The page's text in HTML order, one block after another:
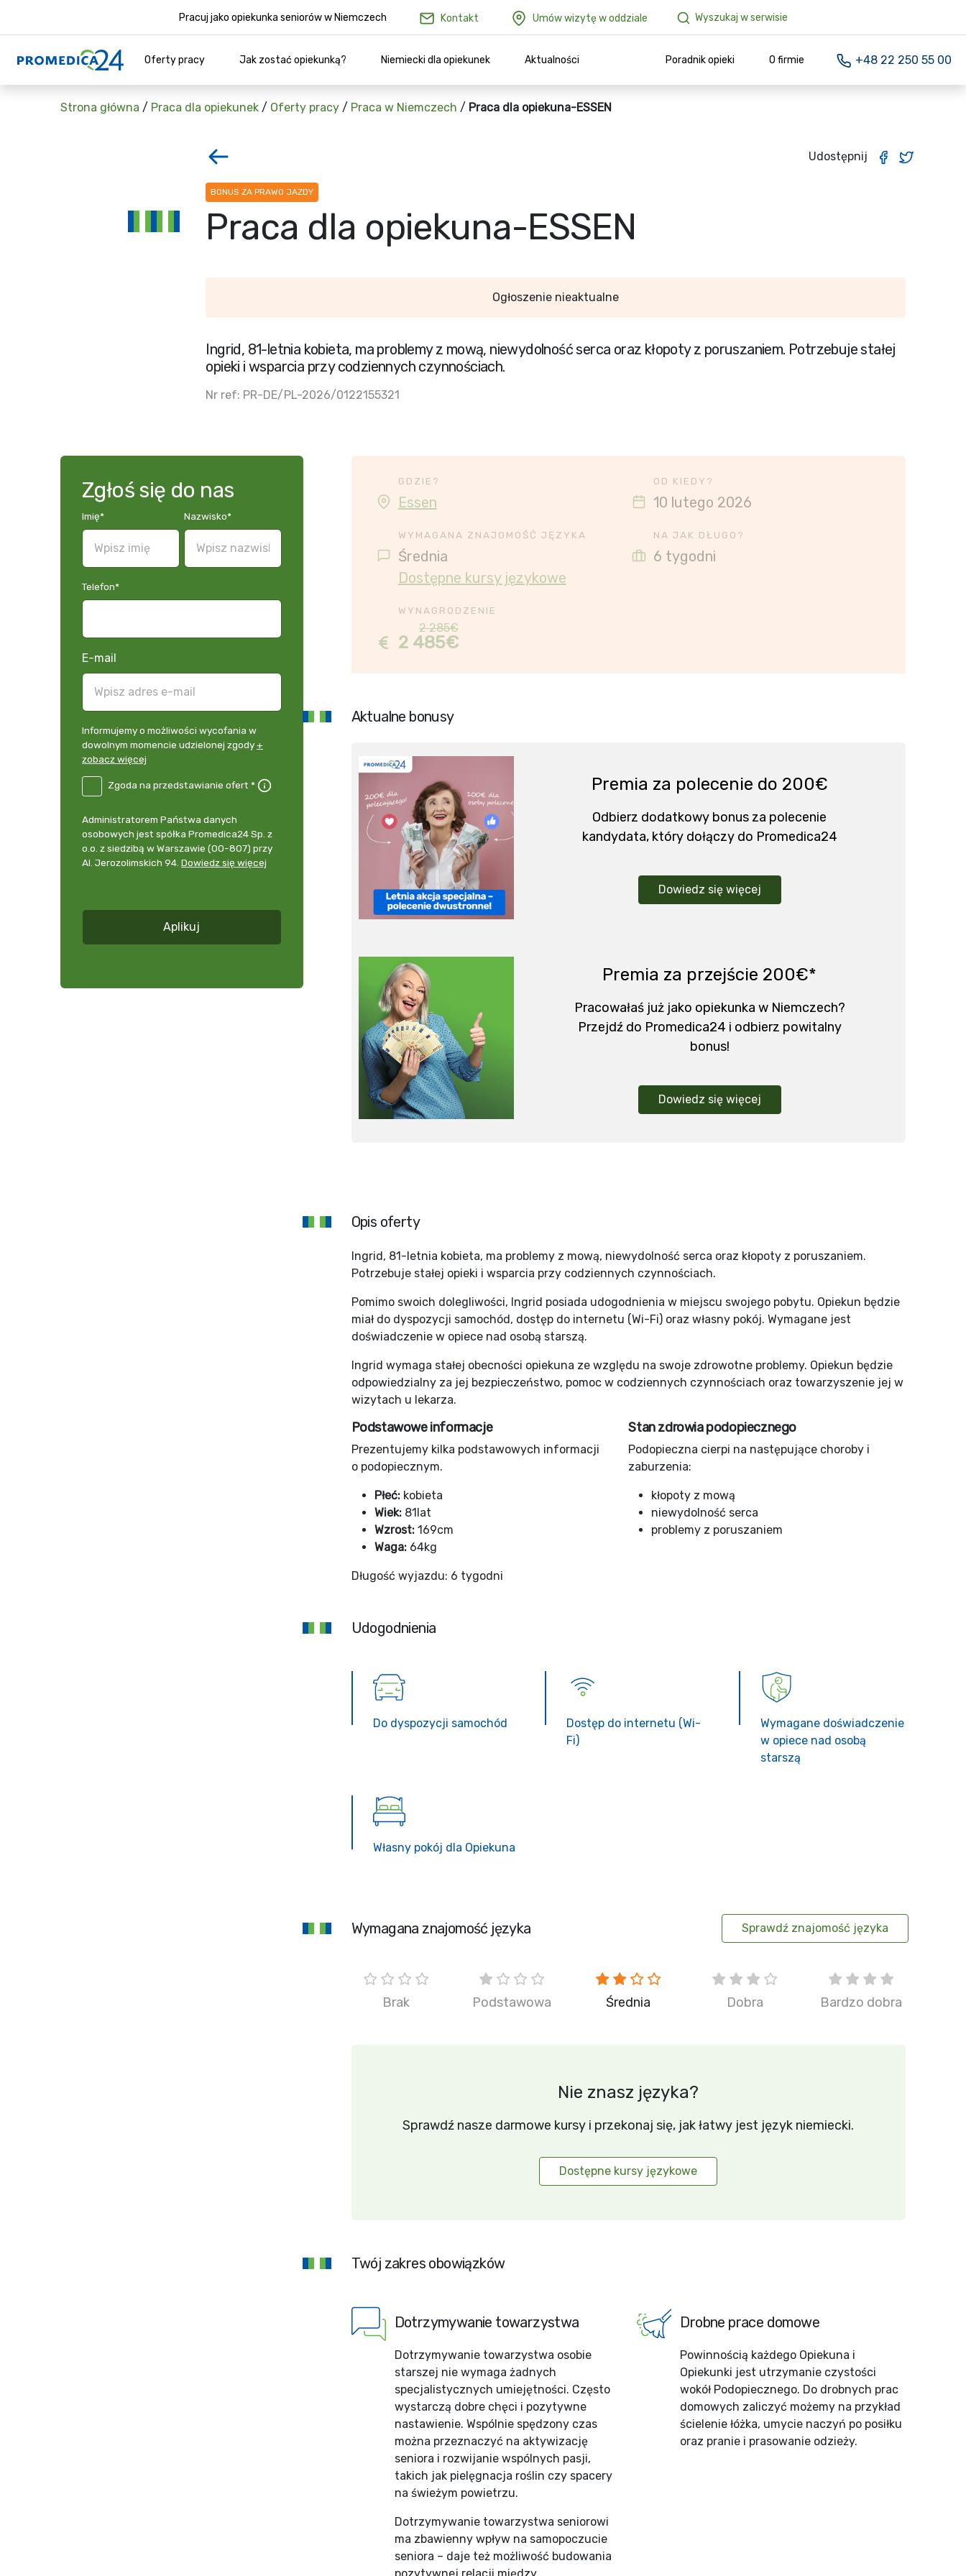
Pracuj jako opiekunka seniorów w Niemczech Kontakt Umów wizytę w oddziale Wyszukaj w serwisie
Oferty pracy Jak zostać opiekunką? Niemiecki dla opiekunek Aktualności Poradnik opieki O firmie +48 22 250 55 00
Strona główna / Praca dla opiekunek / Oferty pracy / Praca w Niemczech / Praca dla opiekuna-ESSEN
Udostępnij
BONUS ZA PRAWO JAZDY
Praca dla opiekuna-ESSEN
Ogłoszenie nieaktualne
Ingrid, 81-letnia kobieta, ma problemy z mową, niewydolność serca oraz kłopoty z poruszaniem. Potrzebuje stałej
opieki i wsparcia przy codziennych czynnościach.
Nr ref: PR-DE/PL-2026/0122155321
Zgłoś się do nas
Imię* Nazwisko*
Telefon*
E-mail
Informujemy
o
możliwości
momencie
udzielonej
zgody
+
Informujemy o możliwości wycofania w
dowolnym momencie udzielonej zgody+
zobacz więcej
DE
przedstawianie
Zgoda na przedstawianie ofert *
Administrator
danych
osobowych
Administratorem Państwa danych
osobowych jest spółka Promedica24 Sp. z
o.o. z siedzibą w Warszawie (00-807) przy
Al. Jerozolimskich 94. Dowiedz się więcej
Aplikuj
GDZIE?
Essen
OD KIEDY?
10 lutego 2026
WYMAGANA ZNAJOMOŚĆ JĘZYKA
Średnia
Dostępne kursy językowe
NA JAK DŁUGO?
6 tygodni
WYNAGRODZENIE
2 285€
2 485€
Aktualne bonusy
Premia za polecenie do 200€
Odbierz dodatkowy bonus za polecenie
kandydata, który dołączy do Promedica24
Dowiedz się więcej
Premia za przejście 200€*
Pracowałaś już jako opiekunka w Niemczech?
Przejdź do Promedica24 i odbierz powitalny
bonus!
Dowiedz się więcej
Opis oferty
Ingrid, 81-letnia kobieta, ma problemy z mową, niewydolność serca oraz kłopoty z poruszaniem.
Potrzebuje stałej opieki i wsparcia przy codziennych czynnościach.
Pomimo swoich dolegliwości, Ingrid posiada udogodnienia w miejscu swojego pobytu. Opiekun będzie
miał do dyspozycji samochód, dostęp do internetu (Wi-Fi) oraz własny pokój. Wymagane jest
doświadczenie w opiece nad osobą starszą.
Ingrid wymaga stałej obecności opiekuna ze względu na swoje zdrowotne problemy. Opiekun będzie
odpowiedzialny za jej bezpieczeństwo, pomoc w codziennych czynnościach oraz towarzyszenie jej w
wizytach u lekarza.
Podstawowe informacje
Prezentujemy kilka podstawowych informacji
o podopiecznym.
Płeć: kobieta
Wiek: 81lat
Wzrost: 169cm
Waga: 64kg
Stan zdrowia podopiecznego
Podopieczna cierpi na następujące choroby i
zaburzenia:
kłopoty z mową
niewydolność serca
problemy z poruszaniem
Długość wyjazdu: 6 tygodni
Udogodnienia
Do dyspozycji samochód
Dostęp do internetu (Wi-
Fi)
Wymagane doświadczenie
w opiece nad osobą
starszą
Własny pokój dla Opiekuna
Wymagana znajomość języka Sprawdź znajomość języka
Brak Podstawowa Średnia Dobra Bardzo dobra
Nie znasz języka?
Sprawdź nasze darmowe kursy i przekonaj się, jak łatwy jest język niemiecki.
Dostępne kursy językowe
Twój zakres obowiązków
Dotrzymywanie towarzystwa
Dotrzymywanie towarzystwa osobie
starszej nie wymaga żadnych
specjalistycznych umiejętności. Często
wystarczą dobre chęci i pozytywne
nastawienie. Wspólnie spędzony czas
można przeznaczyć na aktywizację
seniora i rozwijanie wspólnych pasji,
takich jak pielęgnacja roślin czy spacery
na świeżym powietrzu.
Dotrzymywanie towarzystwa seniorowi
ma zbawienny wpływ na samopoczucie
seniora – daje też możliwość budowania
Drobne prace domowe
Powinnością każdego Opiekuna i
Opiekunki jest utrzymanie czystości
wokół Podopiecznego. Do drobnych prac
domowych zaliczyć możemy na przykład
ścielenie łóżka, umycie naczyń po posiłku
oraz pranie i prasowanie odzieży.